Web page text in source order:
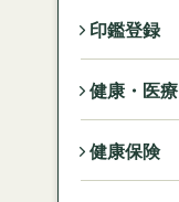
印鑑登録
健康・医療
健康保険